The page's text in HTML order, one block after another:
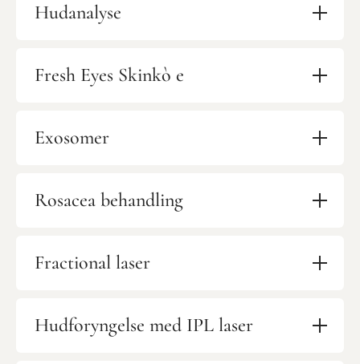
Hudanalyse
Fresh Eyes Skinkò e
Exosomer
Rosacea behandling
Fractional laser
Hudforyngelse med IPL laser